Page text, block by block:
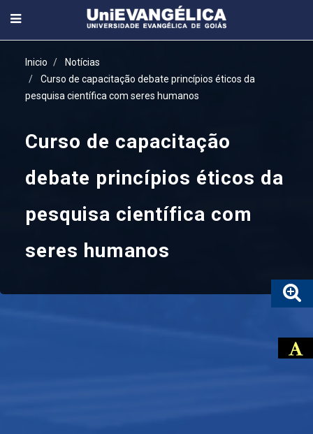
Inicio
Notícias
Curso de capacitação debate princípios éticos da
pesquisa científica com seres humanos
Curso de capacitação
debate princípios éticos da
pesquisa científica com
seres humanos